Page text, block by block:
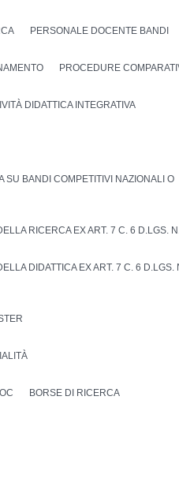
PERSONALE DOCENTE BANDI
PROCEDURE
DIDATTICA INTEGRATIVA
SU BANDI COMPETITIVI NAZIONALI O
RICERCA EX ART. 7 C. 6 D.LGS.
DIDATTICA EX ART. 7 C. 6 D.LGS.
BORSE DI RICERCA